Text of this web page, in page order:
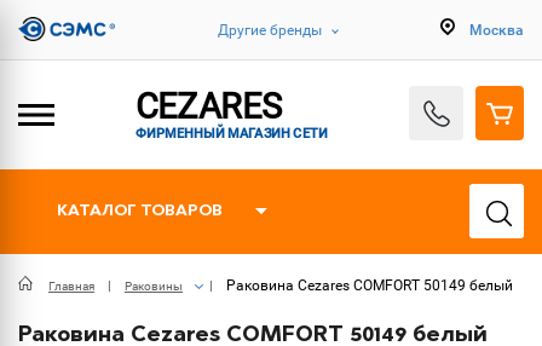
Другие бренды Москва
CEZARES
ФИРМЕННЫЙ МАГАЗИН СЕТИ
КАТАЛОГ ТОВАРОВ
Главная Раковины Раковина Cezares COMFORT 50149 белый
Раковина Cezares COMFORT 50149 белый